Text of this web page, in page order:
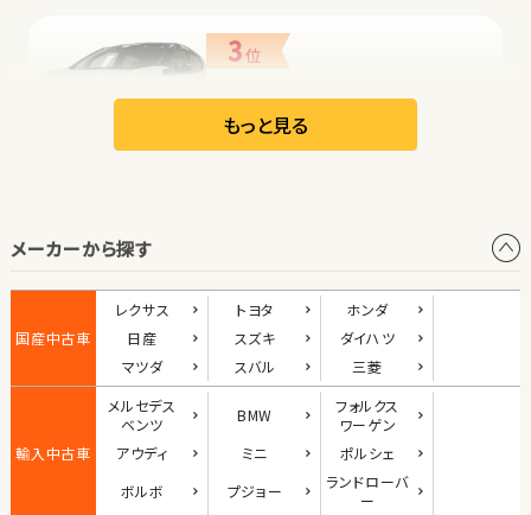
3位
日産
リーフ
1位
ダイハツ
コペン
2
ロードスター
もっと見る
メーカーから探す
国産中古車
レクサス トヨタ
ホンダ
日産
スズキ
ダイハツ
マツダ
スバル 三菱
輸入中古車
メルセデス
ベンツ
BMW
フォルクス
ワーゲン
アウディ
ミニ
ポルシェ
ボルボ
プジョー ランドローバ
ー